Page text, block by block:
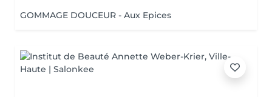
GOMMAGE DOUCEUR - Aux Epices